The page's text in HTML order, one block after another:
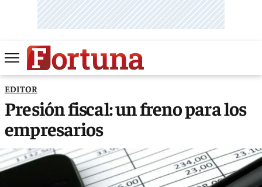
EDITOR
Presión fiscal: un freno para los
empresarios